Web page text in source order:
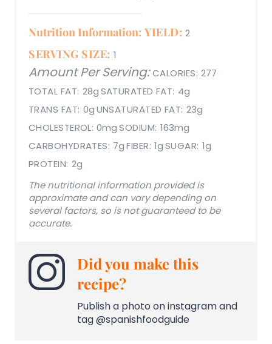
Nutrition Information: YIELD: 2
SERVING SIZE: 1
Amount Per Serving: CALORIES: 277
TOTAL FAT: 28gSATURATED FAT: 4g
TRANS FAT: 0gUNSATURATED FAT: 23g
CHOLESTEROL: 0mg SODIUM: 163mg
CARBOHYDRATES: 7g FIBER: 1gSUGAR: 1g
PROTEIN: 2g
The nutritional information provided is
approximate and can vary depending on
several factors, so is not guaranteed to be
accurate.
Did you make this
recipe?
Publish a photo on instagram and
tag @spanishfoodguide